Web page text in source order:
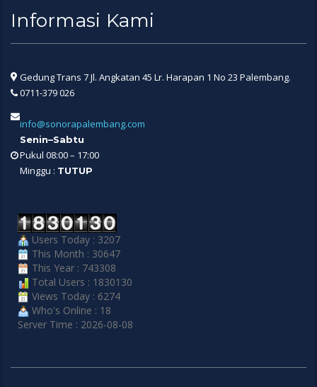
Informasi Kami
Gedung Trans 7 Jl. Angkatan 45 Lr. Harapan 1 No 23 Palembang.
0711-379 026
info@sonorapalembang.com
Senin–Sabtu
Pukul 08:00 – 17:00
Minggu : TUTUP
Users Today : 3207
This Month : 30647
This Year : 743308
Total Users : 1830130
Views Today : 6274
Who's Online : 18
Server Time : 2026-08-08